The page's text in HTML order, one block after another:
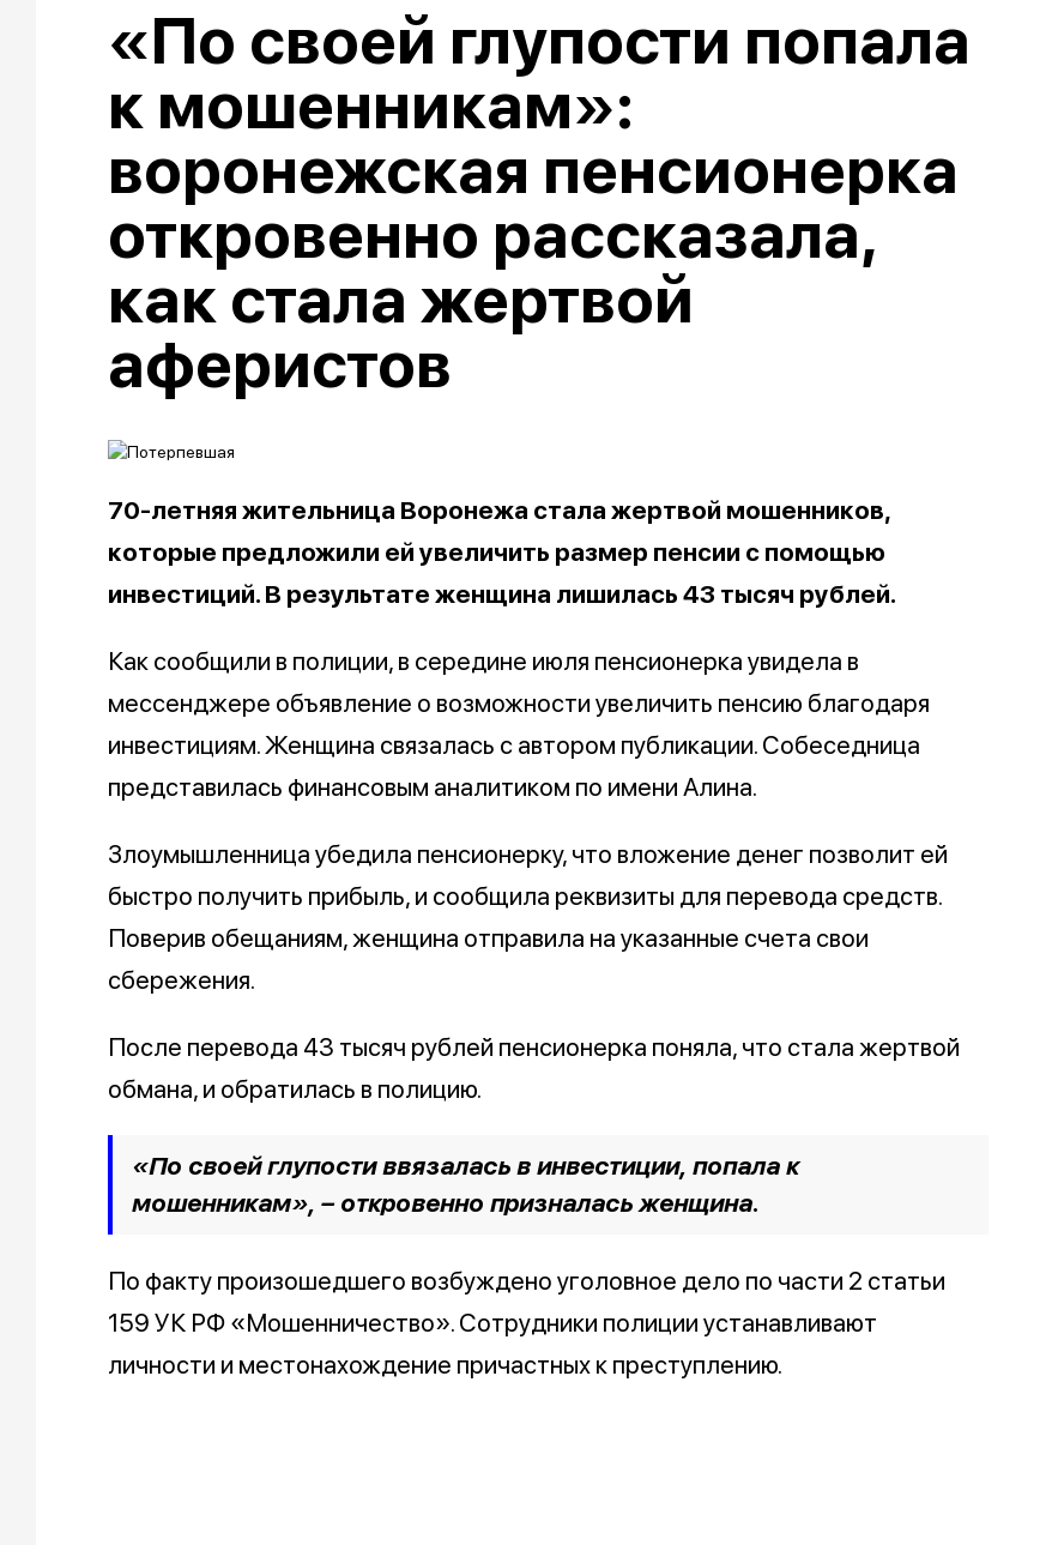
«По своей глупости попала
к мошенникам»:
воронежская пенсионерка
откровенно рассказала,
как стала жертвой
аферистов
70-летняя жительница Воронежа стала жертвой мошенников,
которые предложили ей увеличить размер пенсии с помощью
инвестиций. В результате женщина лишилась 43 тысяч рублей.
Как сообщили в полиции, в середине июля пенсионерка увидела в
мессенджере объявление о возможности увеличить пенсию благодаря
инвестициям. Женщина связалась с автором публикации. Собеседница
представилась финансовым аналитиком по имени Алина.
Злоумышленница убедила пенсионерку, что вложение денег позволит ей
быстро получить прибыль, и сообщила реквизиты для перевода средств.
Поверив обещаниям, женщина отправила на указанные счета свои
сбережения.
После перевода 43 тысяч рублей пенсионерка поняла, что стала жертвой
обмана, и обратилась в полицию.
«По своей глупости ввязалась в инвестиции, попала к
мошенникам», – откровенно призналась женщина.
По факту произошедшего возбуждено уголовное дело по части 2 статьи
159 УК РФ «Мошенничество». Сотрудники полиции устанавливают
личности и местонахождение причастных к преступлению.